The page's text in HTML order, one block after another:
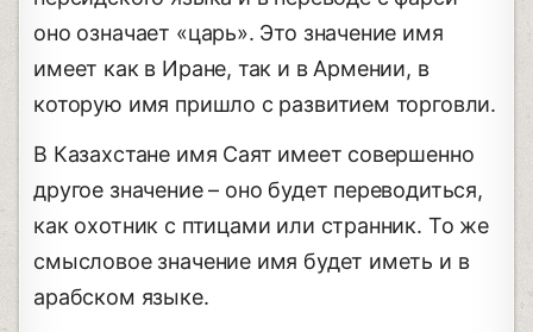
оно означает «царь». Это значение имя
имеет как в Иране, так и в Армении, в
которую имя пришло с развитием торговли.
В Казахстане имя Саят имеет совершенно
другое значение – оно будет переводиться,
как охотник с птицами или странник. То же
смысловое значение имя будет иметь и в
арабском языке.